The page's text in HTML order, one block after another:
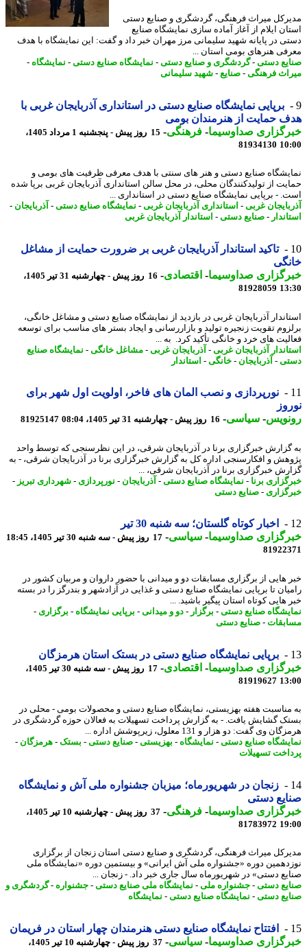
میراث فرهنگی، گردشگری و صنایع دستی
ایلام از آغاز آماده سازی نمایشگاه صنایع
در پایانه شهید سلیمانی مرز مهران خبر داد و گفت: این نمایشگاه با هدف
هنرهای بومی استان ...
دستی-گردشگری و صنایع دستی-نمایشگاه صنایع دستی-نمایشگاه-
فرهنگی-صنایع-شهید سلیمانی
برپایی نمایشگاه صنایع دستی در استانداری آذربایجان غربی با
حمایت از هنرمندان بومی
صداوسیما-فرهنگی-
15 روز پیش - پنجشنبه 1 مرداد 1405،
81934130
صنایع دستی و هنر های سنتی با هدف معرفی ظرفیت های بومی و
از تولیدکنندگان محلی، در محل سالن استانداری آذربایجان غربی برپا شده
- برپایی نمایشگاه صنایع دستی در استانداری ...
غربی- استانداری آذربایجان غربی- نمایشگاه صنایع دستی-آذربایجان-
-صنایع دستی-استاندار آذربایجان غربی
تاکید استاندار آذربایجان غربی بر ضرورت حمایت از مشاغل
صداوسیما-اقتصادی-
16 روز پیش - چهارشنبه 31 تیر 1405،
81928059
آذربایجان غربی در بازدید از نمایشگاه صنایع دستی و مشاغل خانگی،
تقویت زنجیره تولید و بازاررسانی و ایجاد بستر های مناسب برای توسعه
های خرد و خانگی تأکید کرد. به ...
آذربایجان غربی- آذربایجان غربی- مشاغل خانگی-نمایشگاه صنایع
-آذربایجان-خانگی-استاندار
نورپردازی و نصب المان های فاخر، اولویت اول شهر برای
-سیاسی-16 روز پیش - چهارشنبه 31 تیر 1405، 08:04 81925147
خبرگزاری برنا در آذربایجان شرقی، در این نظرسنجی که توسط واحد
و افکارسنجی اداره کل به گزارش خبرگزاری برنا در آذربایجان شرقی، - به
خبرگزاری برنا در آذربایجان شرقی، ...
برنا-نمایشگاه صنایع دستی-آذربایجان-نورپردازی- شهرداری تبریز-
- صنایع دستی
اخبار کوتاه گلستان؛ سه شنبه 30 تیر
صداوسیما-سیاسی-17 روز پیش - سه شنبه 30 تیر 1405، 18:45
هایی از برگزاری مسابقات دو و میدانی با حضور داروان و مربیان کشور در
تا برپایی نمایشگاه صنایع دستی و غذایی در آزادشهر و بندرگز را در بسته
هایی کوتاه استان پیگیر باشید. ...
صنایع دستی-برگزار - دو و میدانی- برپایی نمایشگاه-برگزاری
-صنایع دستی
برپایی نمایشگاه صنایع دستی در بستک استان هرمزگان
صداوسیما-اقتصادی-
17 روز پیش - سه شنبه 30 تیر 1405،
81919627
هفته بهزیستی، نمایشگاه صنایع دستی و محصولات بومی - محلی در
گشایش یافت. - به گزارش پرداخت تسهیلات به فعالان حوزه گردشگری در
وی گفت: دو هزار و 131 معلول، زیرپوشش اداره ...
صنایع دستی-نمایشگاه-بهزیستی-صنایع دستی-بستک-هرمزگان -
تسهیلات
زنجان در شهریورماه؛ میزبان جشنواره ملی آش و نمایشگاه
دستی
صداوسیما-فرهنگی-
37 روز پیش - چهارشنبه 10 تیر 1405،
81783972
میراث فرهنگی، گردشگری و صنایع دستی استان زنجان از برگزاری
دوره «جشنواره ملی آش ایرانی» و بیستمین دوره «نمایشگاه ملی
دستی» در شهریورماه سال جاری خبر داد. - زنجان ...
دستی-جشنواره ملی -نمایشگاه ملی صنایع دستی-جشنواره- گردشگری و
دستی-نمایشگاه صنایع دستی-نمایشگاه
افتتاح نمایشگاه صنایع دستی هنرمندان چهار استان در فریمان
صداوسیما-سیاسی- 37 روز پیش - چهارشنبه 10 تیر 1405،